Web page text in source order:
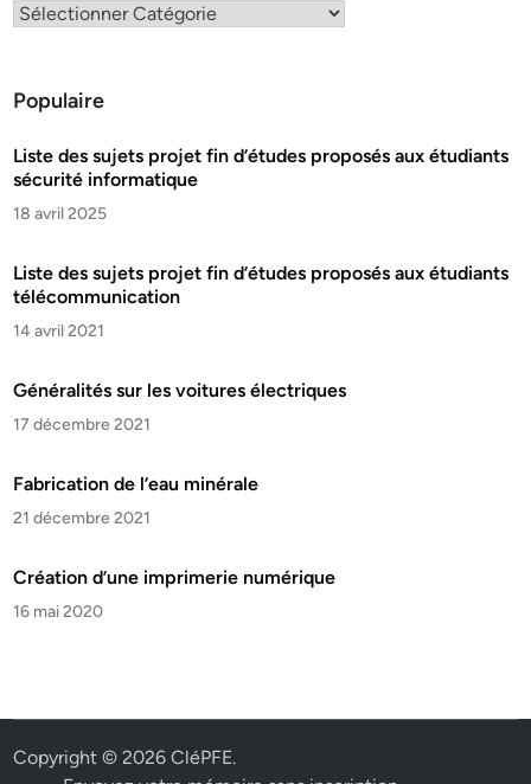
Populaire
Liste des sujets projet fin d’études proposés aux étudiants
sécurité informatique
18 avril 2025
Liste des sujets projet fin d’études proposés aux étudiants
télécommunication
14 avril 2021
Généralités sur les voitures électriques
17 décembre 2021
Fabrication de l’eau minérale
21 décembre 2021
Création d’une imprimerie numérique
16 mai 2020
Copyright © 2026CléPFE.